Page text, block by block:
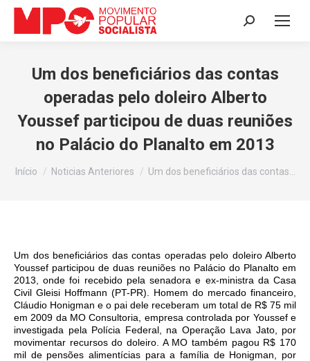
Search:
Um dos beneficiários das contas
operadas pelo doleiro Alberto
Youssef participou de duas reuniões
no Palácio do Planalto em 2013
Você está aqui:
Início Noticias Anteriores Um dos beneficiários das contas…
Um dos beneficiários das contas operadas pelo doleiro Alberto
Youssef participou de duas reuniões no Palácio do Planalto em
2013, onde foi recebido pela senadora e ex-ministra da Casa
Civil Gleisi Hoffmann (PT-PR). Homem do mercado financeiro,
Cláudio Honigman e o pai dele receberam um total de R$ 75 mil
em 2009 da MO Consultoria, empresa controlada por Youssef e
investigada pela Polícia Federal, na Operação Lava Jato, por
movimentar recursos do doleiro. A MO também pagou R$ 170
mil de pensões alimentícias para a família de Honigman, por